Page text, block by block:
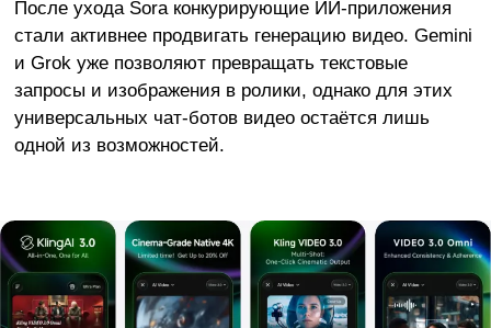
После ухода Sora конкурирующие ИИ-приложения
стали активнее продвигать генерацию видео. Gemini
и Grok уже позволяют превращать текстовые
запросы и изображения в ролики, однако для этих
универсальных чат-ботов видео остаётся лишь
одной из возможностей.